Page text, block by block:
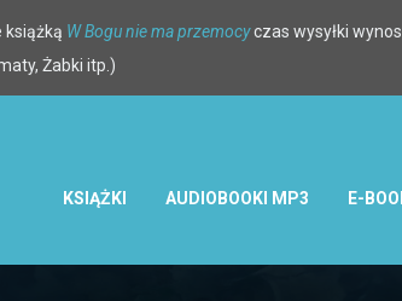
książką W Bogu nie ma przemocyczas wysyłki
Żabki itp.)
KSIĄŻKI AUDIOBOOKI MP3 E-